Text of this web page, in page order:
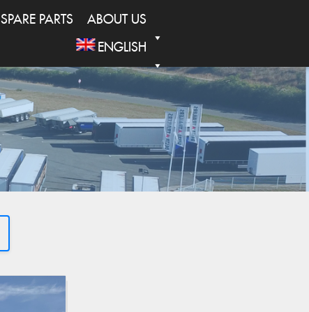
SPARE PARTS
ABOUT US
ENGLISH